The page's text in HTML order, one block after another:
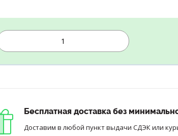
Бесплатная доставка без
Доставим в любой пункт выдачи СДЭК или